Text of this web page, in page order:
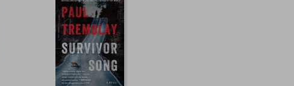
11,24 €
10,68 €
5%
dcto.